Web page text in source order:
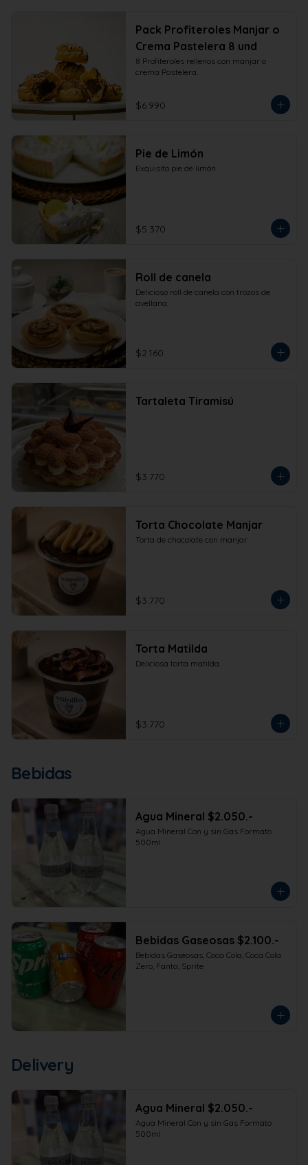
Pack Profiteroles Manjar o
Crema Pastelera 8 und
8 Profiteroles rellenos con manjar o
crema Pastelera.
$6.990
Pie de Limón
Exquisito pie de limón.
$5.370
Roll de canela
Delicioso roll de canela con trozos de
avellana.
$2.160
Tartaleta Tiramisú
$3.770
Torta Chocolate Manjar
Torta de chocolate con manjar
$3.770
Torta Matilda
Deliciosa torta matilda.
$3.770
Bebidas
Agua Mineral $2.050.-
Agua Mineral Con y sin Gas Formato
500ml
Bebidas Gaseosas $2.100.-
Bebidas Gaseosas, Coca Cola, Coca Cola
Zero, Fanta, Sprite
Delivery
Agua Mineral $2.050.-
Agua Mineral Con y sin Gas Formato
500ml